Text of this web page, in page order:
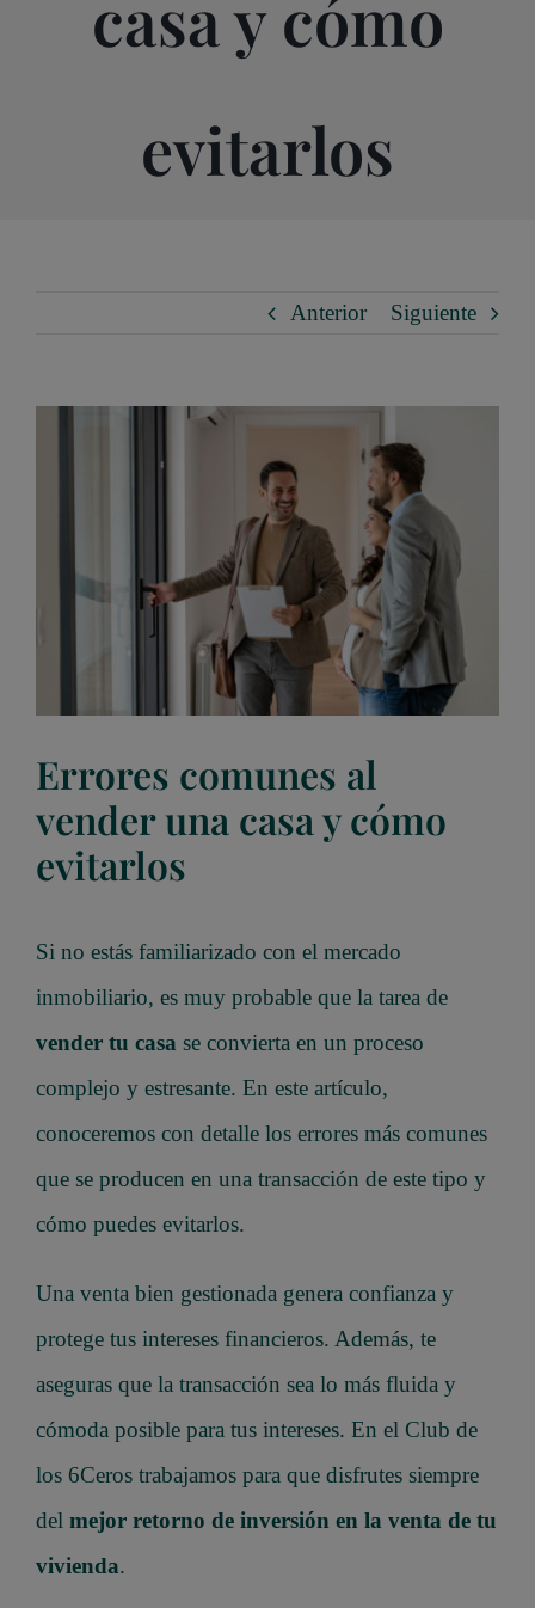
casa y cómo
evitarlos
Anterior Siguiente
Errores comunes al
vender una casa y cómo
evitarlos
Si no estás familiarizado con el mercado
inmobiliario, es muy probable que la tarea de
vender tu casa se convierta en un proceso
complejo y estresante. En este artículo,
conoceremos con detalle los errores más comunes
que se producen en una transacción de este tipo y
cómo puedes evitarlos.
Una venta bien gestionada genera confianza y
protege tus intereses financieros. Además, te
aseguras que la transacción sea lo más fluida y
cómoda posible para tus intereses. En el Club de
los 6Ceros trabajamos para que disfrutes siempre
del mejor retorno de inversión en la venta de tu
vivienda.